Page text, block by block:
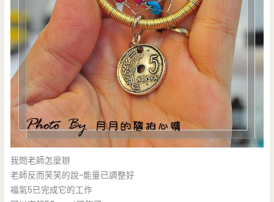
我問老師怎麼辦
老師反而笑笑的說~能量已調整好
福氣5已完成它的工作